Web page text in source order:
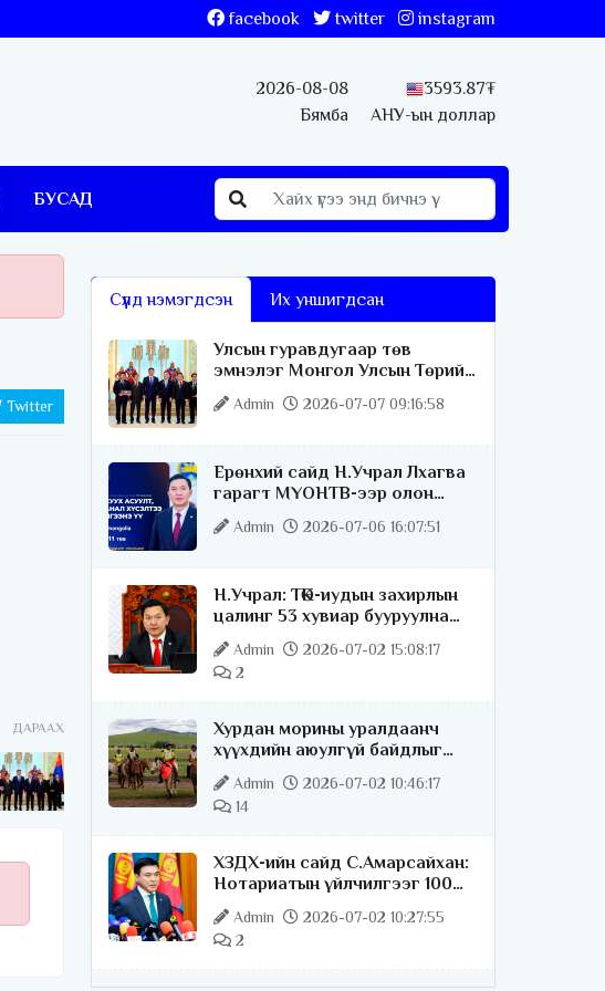
facebook twitter instagram
2026-08-08
Бямба
3593.87₮
АНУ-ын доллар
БУСАД
Twitter
ДАРААХ
Сүүлд нэмэгдсэн Их уншигдсан
Улсын гуравдугаар төв
эмнэлэг Монгол Улсын Төрийн
соёрхлыг 4 дэх удаагаа
хүртлээ
Admin 2026-07-07 09:16:58
Ерөнхий сайд Н.Учрал Лхагва
гарагт МҮОНТВ-ээр олон
нийттэй шууд ярилцана
Admin 2026-07-06 16:07:51
Н.Учрал: ТӨК-иудын захирлын
цалинг 53 хувиар бууруулна
гэдгээ хатуу,
хариуцлагатайгаар хэлье
Admin
2026-07-02 15:08:17
2
Хурдан морины уралдаанч
хүүхдийн аюулгүй байдлыг
хангах чиглэлээр ажиллаж
байна
Admin
2026-07-02 10:46:17
14
ХЗДХ-ийн сайд С.Амарсайхан:
Нотариатын үйлчилгээг 100
хувь цахимжуулна
Admin
2026-07-02 10:27:55
2